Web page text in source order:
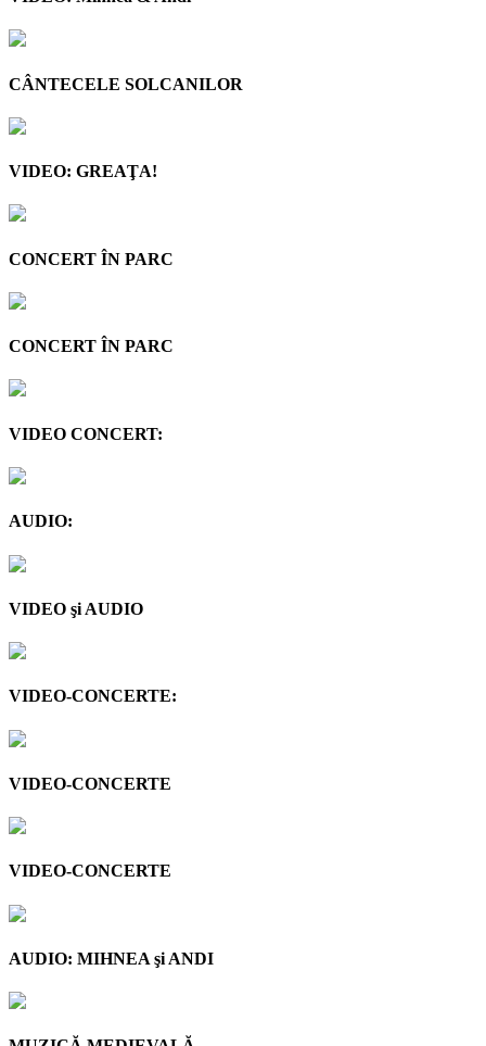
CÂNTECELE SOLCANILOR
VIDEO: GREAŢA!
CONCERT ÎN PARC
CONCERT ÎN PARC
VIDEO CONCERT:
AUDIO:
VIDEO şi AUDIO
VIDEO-CONCERTE:
VIDEO-CONCERTE
VIDEO-CONCERTE
AUDIO: MIHNEA şi ANDI